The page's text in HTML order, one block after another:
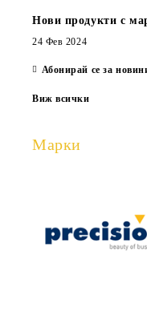
Нови продукти с
24 Фев 2024
Абонирай се за
Виж всички
Марки